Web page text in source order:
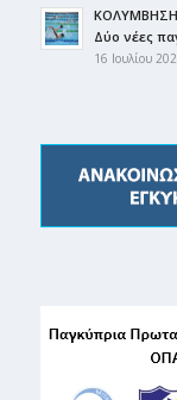
Δύο νέες
16 Ιουλίου